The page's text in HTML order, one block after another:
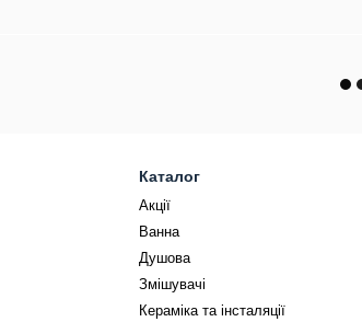
Каталог
Акції
Ванна
Душова
Змішувачі
Кераміка та інсталяції